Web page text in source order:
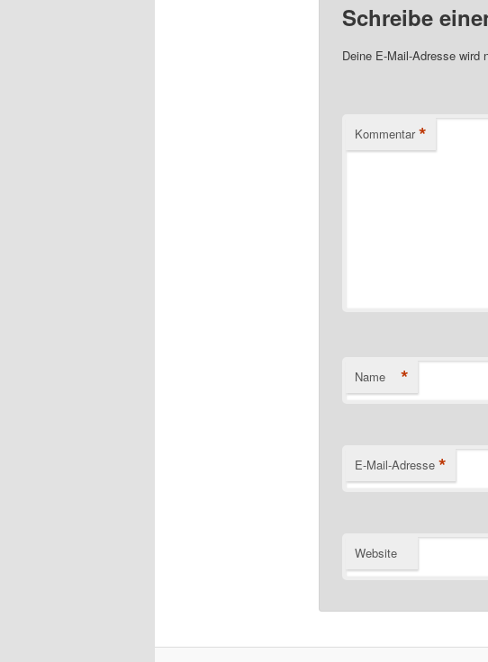
Schreibe
Deine E-Mail-Adresse wird
Kommentar *
Name *
E-Mail-Adresse *
Website